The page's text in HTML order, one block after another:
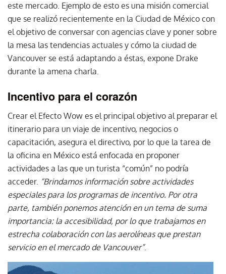
este mercado. Ejemplo de esto es una misión comercial
que se realizó recientemente en la Ciudad de México con
el objetivo de conversar con agencias clave y poner sobre
la mesa las tendencias actuales y cómo la ciudad de
Vancouver se está adaptando a éstas, expone Drake
durante la amena charla.
Incentivo para el corazón
Crear el Efecto Wow es el principal objetivo al preparar el
itinerario para un viaje de incentivo, negocios o
capacitación, asegura el directivo, por lo que la tarea de
la oficina en México está enfocada en proponer
actividades a las que un turista “común” no podría
acceder. “Brindamos información sobre actividades
especiales para los programas de incentivo. Por otra
parte, también ponemos atención en un tema de suma
importancia: la accesibilidad, por lo que trabajamos en
estrecha colaboración con las aerolíneas que prestan
servicio en el mercado de Vancouver”.